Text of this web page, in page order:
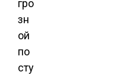
гро
зн
ой
по
сту